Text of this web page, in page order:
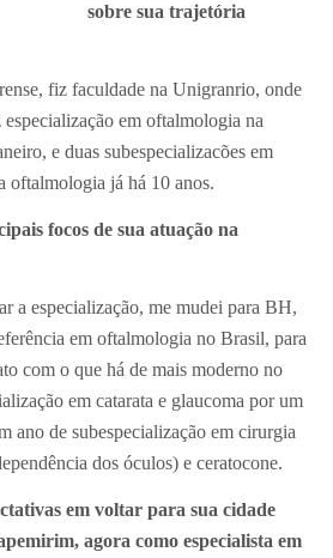
sobre sua trajetória
fiz faculdade na Unigranrio, onde
em oftalmologia na
e duas subespecializacões em
já há 10 anos.
focos de sua atuação na
a especialização, me mudei para BH,
em oftalmologia no Brasil, para
com o que há de mais moderno no
em catarata e glaucoma por um
ano de subespecialização em cirurgia
dos óculos) e ceratocone.
em voltar para sua cidade
agora como especialista em